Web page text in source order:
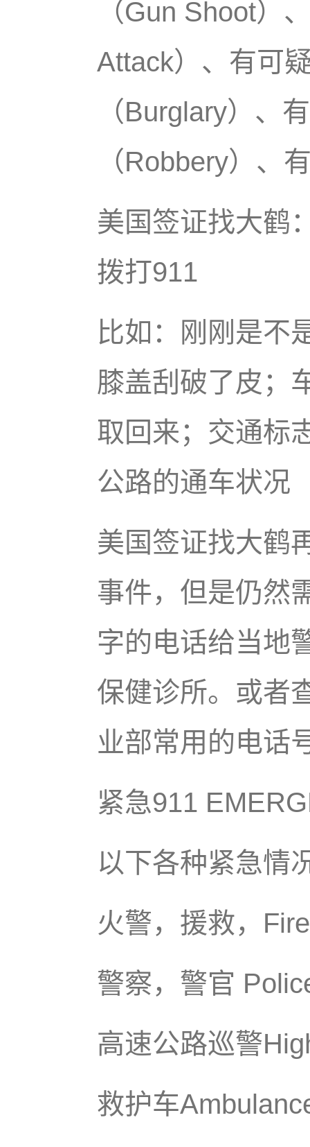
（Gun Shoot）
Attack）、有可
（Burglary）、
（Robbery）、
美国签证找大鹤
拨打911
比如：刚刚是不
膝盖刮破了皮；
取回来；交通标
公路的通车状况
美国签证找大鹤
事件，但是仍然
字的电话给当地
保健诊所。或者
业部常用的电话
紧急911
以下各种紧急情
火警，援救，
警察，警官
高速公路巡警
救护车